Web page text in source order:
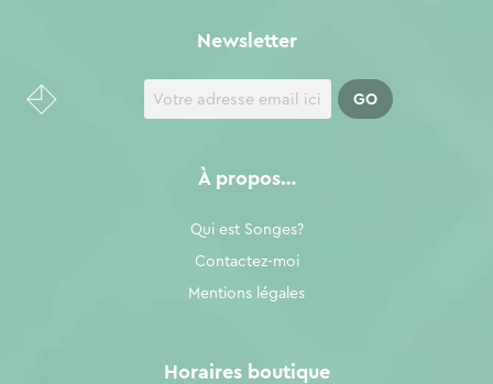
À propos…
Qui est Songes?
Contactez-moi
Mentions légales
Newsletter
Horaires boutique